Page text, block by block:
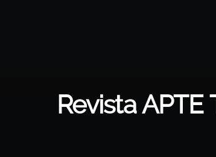
Revista